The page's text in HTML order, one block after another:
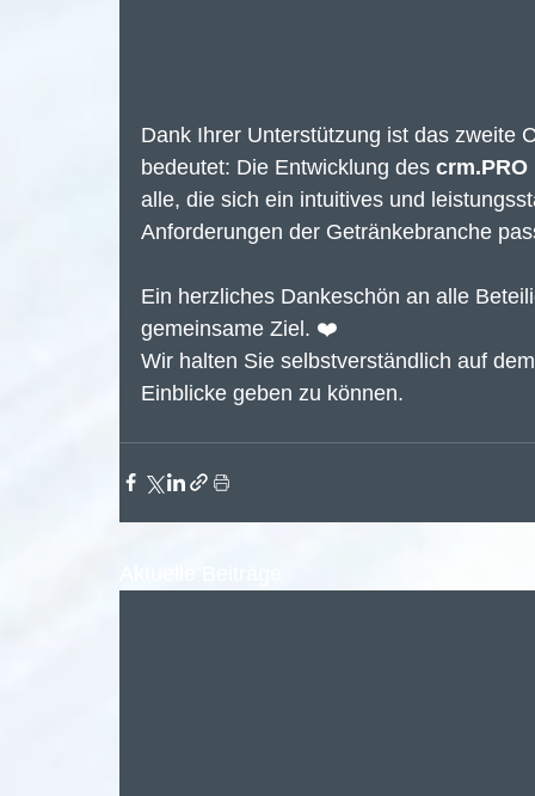
Dank Ihrer Unterstützung ist das zweite
bedeutet: Die Entwicklung des crm.PRO
alle, die sich ein intuitives und
Anforderungen der Getränkebranche
Ein herzliches Dankeschön an alle
gemeinsame Ziel. ❤️
Wir halten Sie selbstverständlich auf
Einblicke geben zu können.